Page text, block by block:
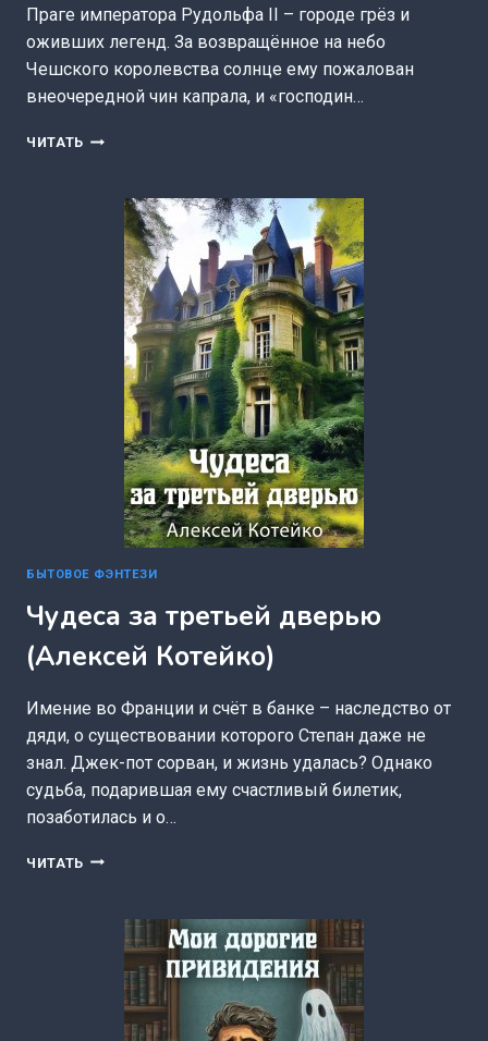
Праге императора Рудольфа II – городе грёз и
оживших легенд. За возвращённое на небо
Чешского королевства солнце ему пожалован
внеочередной чин капрала, и «господин…
ЧИТАТЬ КОГДА
ЗАМЁРЗЛА
ВЛТАВА
(АЛЕКСЕЙ
КОТЕЙКО)
БЫТОВОЕ ФЭНТЕЗИ
Чудеса за третьей дверью
(Алексей Котейко)
Имение во Франции и счёт в банке – наследство от
дяди, о существовании которого Степан даже не
знал. Джек-пот сорван, и жизнь удалась? Однако
судьба, подарившая ему счастливый билетик,
позаботилась и о…
ЧИТАТЬ ЧУДЕСА
ДВЕРЬЮ
(АЛЕКСЕЙ
КОТЕЙКО)